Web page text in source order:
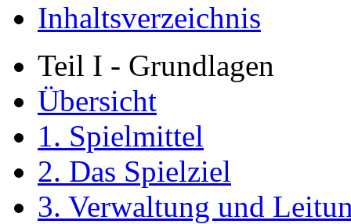
Inhaltsverzeichnis
Teil I - Grundlagen
Übersicht
1. Spielmittel
2. Das Spielziel
3. Verwaltung und